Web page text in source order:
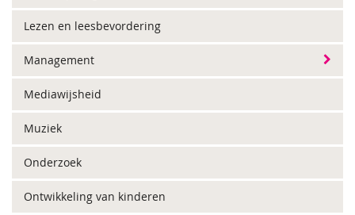
Lezen en leesbevordering
Management
Mediawijsheid
Muziek
Onderzoek
Ontwikkeling van kinderen